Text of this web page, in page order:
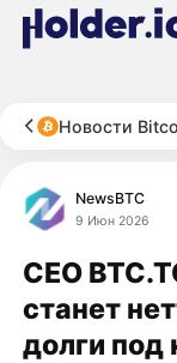
Новости
NewsBTC
9 Июн 2026
CEO
станет
долги под